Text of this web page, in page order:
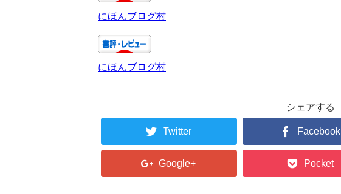
にほんブログ村
にほんブログ村
シェアする
Twitter Facebook
Google+ Pocket